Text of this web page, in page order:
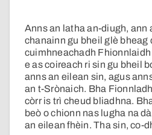
Anns an latha an-diugh, ann
chanainn gu bheil glè bheag
cuimhneachadh Fhionnlaidh
e as coireach ri sin gu bheil
anns an eilean sin, agus
an t-Srònaich. Bha
còrr is trì cheud bliadhna.
beò o chionn nas lugha na
an eilean fhèin. Tha sin, co-